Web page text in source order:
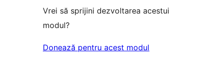
Vrei să sprijini dezvoltarea acestui
modul?
Donează pentru acest modul